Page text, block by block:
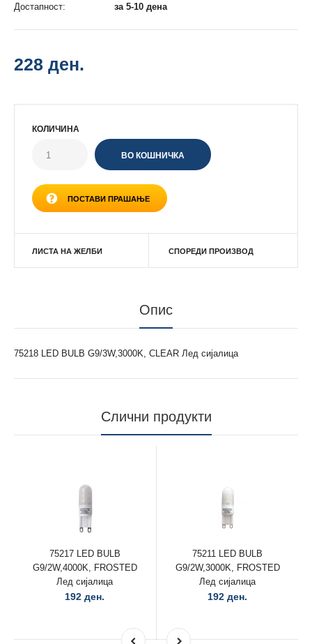
Достапност: за 5-10 дена
228 ден.
КОЛИЧИНА
ПОСТАВИ ПРАШАЊЕ
ЛИСТА НА ЖЕЛБИ СПОРЕДИ ПРОИЗВОД
Опис
75218 LED BULB G9/3W,3000K, CLEAR Лед сијалица
Слични продукти
75217 LED BULB
G9/2W,4000K, FROSTED
Лед сијалица
192 ден.
75211 LED BULB
G9/2W,3000K, FROSTED
Лед сијалица
192 ден.